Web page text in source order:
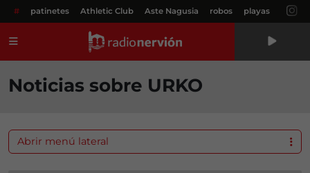
# patinetes Athletic Club Aste Nagusia robos playas
Noticias sobre URKO
Abrir menú lateral